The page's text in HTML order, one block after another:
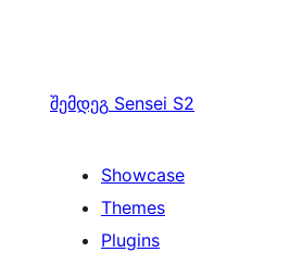
შემდეგ Sensei S2
Showcase
Themes
Plugins